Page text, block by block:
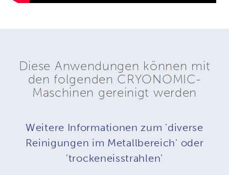
Diese Anwendungen können mit
den folgenden CRYONOMIC-
Maschinen gereinigt werden
Weitere Informationen zum 'diverse
Reinigungen im Metallbereich' oder
'trockeneisstrahlen'